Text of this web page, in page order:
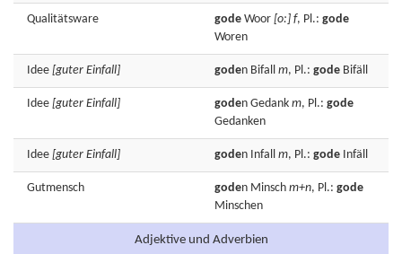
Qualitätsware gode Woor [o:] f, Pl.: gode
Woren
Idee [guter Einfall] goden Bifall m, Pl.: gode Bifäll
Idee [guter Einfall] goden Gedank m, Pl.: gode
Gedanken
Idee [guter Einfall] goden Infall m, Pl.: gode Infäll
Gutmensch goden Minsch m+n, Pl.: gode
Minschen
Adjektive und Adverbien